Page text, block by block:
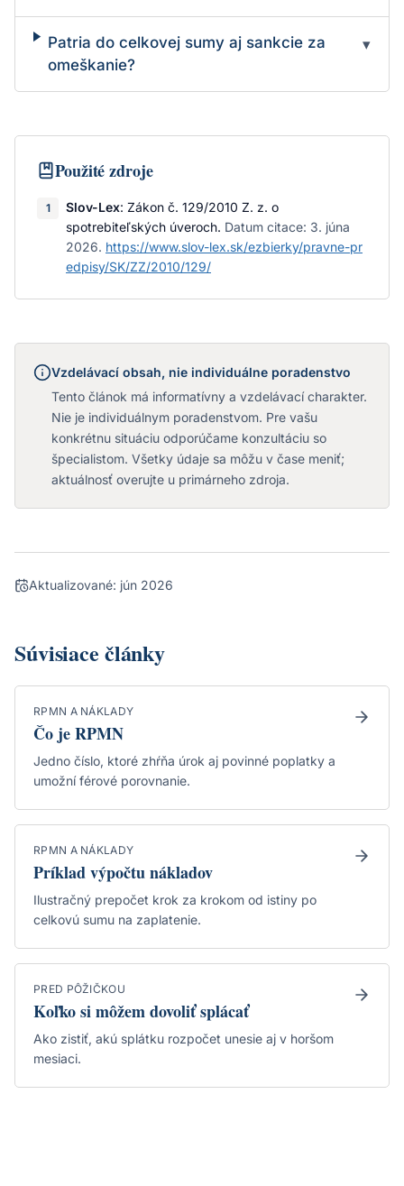
Patria do celkovej sumy aj sankcie za
omeškanie?
▾
Použité zdroje
1 Slov-Lex: Zákon č. 129/2010 Z. z. o
spotrebiteľských úveroch. Datum citace: 3. júna
2026. https://www.slov-lex.sk/ezbierky/pravne-pr
edpisy/SK/ZZ/2010/129/
Vzdelávací obsah, nie individuálne poradenstvo
Tento článok má informatívny a vzdelávací charakter.
Nie je individuálnym poradenstvom. Pre vašu
konkrétnu situáciu odporúčame konzultáciu so
špecialistom. Všetky údaje sa môžu v čase meniť;
aktuálnosť overujte u primárneho zdroja.
Aktualizované: jún 2026
Súvisiace články
RPMN A NÁKLADY
Čo je RPMN
Jedno číslo, ktoré zhŕňa úrok aj povinné poplatky a
umožní férové porovnanie.
RPMN A NÁKLADY
Príklad výpočtu nákladov
Ilustračný prepočet krok za krokom od istiny po
celkovú sumu na zaplatenie.
PRED PÔŽIČKOU
Koľko si môžem dovoliť splácať
Ako zistiť, akú splátku rozpočet unesie aj v horšom
mesiaci.